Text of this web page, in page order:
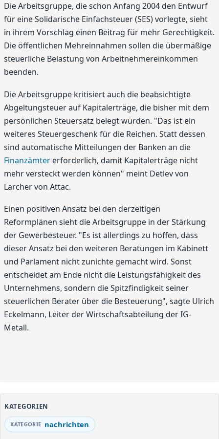
Die Arbeitsgruppe, die schon Anfang 2004 den Entwurf
für eine Solidarische Einfachsteuer (SES) vorlegte, sieht
in ihrem Vorschlag einen Beitrag für mehr Gerechtigkeit.
Die öffentlichen Mehreinnahmen sollen die übermäßige
steuerliche Belastung von Arbeitnehmereinkommen
beenden.
Die Arbeitsgruppe kritisiert auch die beabsichtigte
Abgeltungsteuer auf Kapitalerträge, die bisher mit dem
persönlichen Steuersatz belegt würden. "Das ist ein
weiteres Steuergeschenk für die Reichen. Statt dessen
sind automatische Mitteilungen der Banken an die
Finanzämter erforderlich, damit Kapitalerträge nicht
mehr versteckt werden können" meint Detlev von
Larcher von Attac.
Einen positiven Ansatz bei den derzeitigen
Reformplänen sieht die Arbeitsgruppe in der Stärkung
der Gewerbesteuer. "Es ist allerdings zu hoffen, dass
dieser Ansatz bei den weiteren Beratungen im Kabinett
und Parlament nicht zunichte gemacht wird. Sonst
entscheidet am Ende nicht die Leistungsfähigkeit des
Unternehmens, sondern die Spitzfindigkeit seiner
steuerlichen Berater über die Besteuerung", sagte Ulrich
Eckelmann, Leiter der Wirtschaftsabteilung der IG-
Metall.
KATEGORIEN
nachrichten